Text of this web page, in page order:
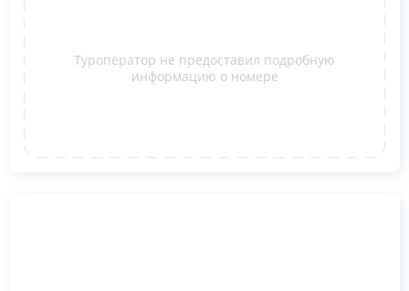
Туроператор не предоставил подробную
информацию о номере